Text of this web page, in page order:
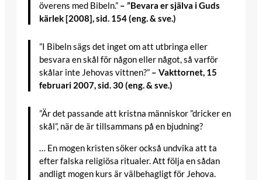
överens med Bibeln.” – ”Bevara er själva i Guds
kärlek [2008], sid. 154 (eng. & sve.)
”I Bibeln sägs det inget om att utbringa eller
besvara en skål för någon eller något, så varför
skålar inte Jehovas vittnen?” – Vakttornet, 15
februari 2007, sid. 30 (eng. & sve.)
”Är det passande att kristna människor ”dricker en
skål”, när de är tillsammans på en bjudning?
… En mogen kristen söker också undvika att ta
efter falska religiösa ritualer. Att följa en sådan
andligt mogen kurs är välbehagligt för Jehova.